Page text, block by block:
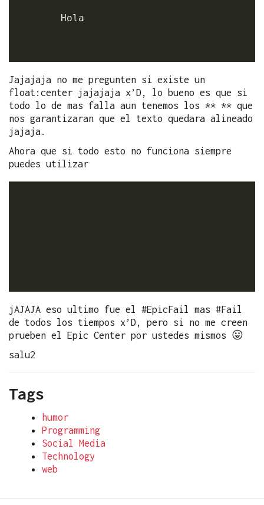
        Hola
Jajajaja no me pregunten si existe un
float:center jajajaja x’D, lo bueno es que si
todo lo de mas falla aun tenemos los ** ** que
nos garantizaran que el texto quedara alineado
jajaja.
Ahora que si todo esto no funciona siempre
puedes utilizar
jAJAJA eso ultimo fue el #EpicFail mas #Fail
de todos los tiempos x’D, pero si no me creen
prueben el Epic Center por ustedes mismos 😛
salu2
Tags
humor
Programming
Social Media
Technology
web